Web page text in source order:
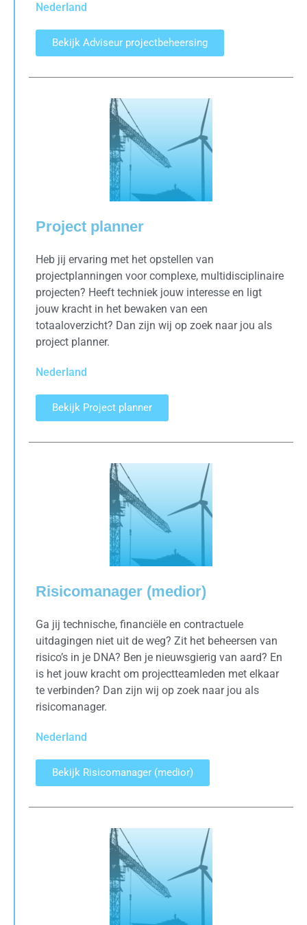
Nederland
Bekijk Adviseur projectbeheersing
Project planner
Heb jij ervaring met het opstellen van
projectplanningen voor complexe, multidisciplinaire
projecten? Heeft techniek jouw interesse en ligt
jouw kracht in het bewaken van een
totaaloverzicht? Dan zijn wij op zoek naar jou als
project planner.
Nederland
Bekijk Project planner
Risicomanager (medior)
Ga jij technische, financiële en contractuele
uitdagingen niet uit de weg? Zit het beheersen van
risico’s in je DNA? Ben je nieuwsgierig van aard? En
is het jouw kracht om projectteamleden met elkaar
te verbinden? Dan zijn wij op zoek naar jou als
risicomanager.
Nederland
Bekijk Risicomanager (medior)